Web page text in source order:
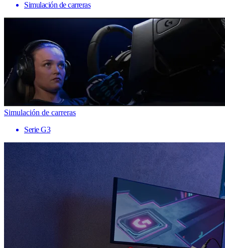
Simulación de carreras
Simulación de carreras
Serie G3